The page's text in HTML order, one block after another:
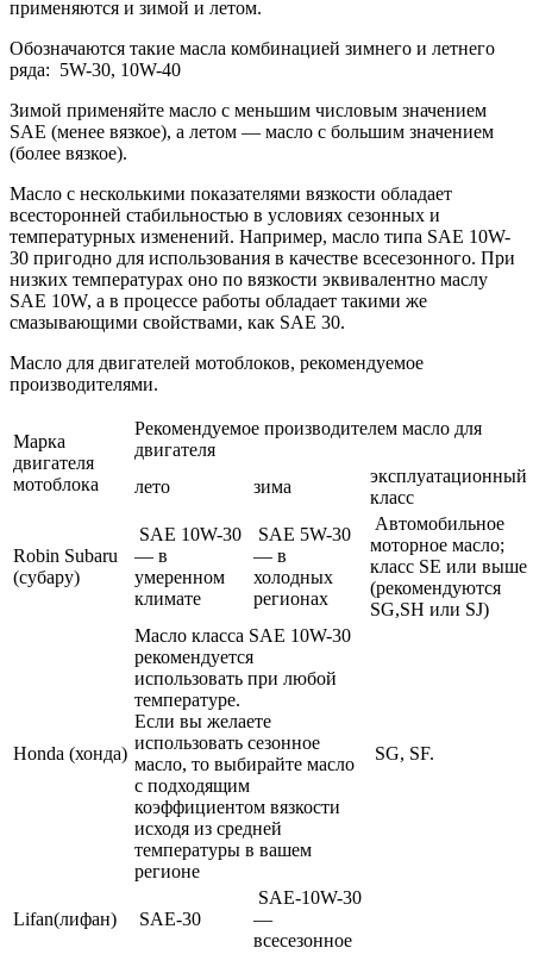
применяются и зимой и летом.
Обозначаются такие масла комбинацией зимнего и летнего
ряда: 5W-30, 10W-40
Зимой применяйте масло с меньшим числовым значением
SAE (менее вязкое), а летом — масло с большим значением
(более вязкое).
Масло с несколькими показателями вязкости обладает
всесторонней стабильностью в условиях сезонных и
температурных изменений. Например, масло типа SAE 10W-
30 пригодно для использования в качестве всесезонного. При
низких температурах оно по вязкости эквивалентно маслу
SAE 10W, а в процессе работы обладает такими же
смазывающими свойствами, как SAE 30.
Масло для двигателей мотоблоков, рекомендуемое
производителями.
Марка
двигателя
мотоблока
Рекомендуемое производителем масло для
двигателя
лето
зима
эксплуатационный
класс
Robin Subaru
(субару)
SAE 10W-30
— в
умеренном
климате
SAE 5W-30
— в
холодных
регионах
Автомобильное
моторное масло;
класс SE или выше
(рекомендуются
SG,SH или SJ)
Honda (хонда)
Масло класса SAE 10W-30
рекомендуется
использовать при любой
температуре.
Если вы желаете
использовать сезонное
масло, то выбирайте масло
с подходящим
коэффициентом вязкости
исходя из средней
температуры в вашем
регионе
SG, SF.
Lifan(лифан) SAE-30
SAE-10W-30
—
всесезонное